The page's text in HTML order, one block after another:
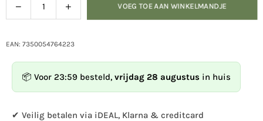
Hoeveelheid
Verlaag
de
voor
Merel
Verhoog
de
voor
Merel
VOEG TOE AAN WINKELMANDJE
EAN: 7350054764223
📦 Voor 23:59 besteld, vrijdag 28 augustus in huis
✔ Veilig betalen via iDEAL, Klarna & creditcard